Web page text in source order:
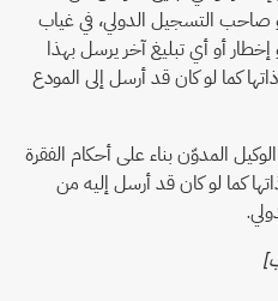
صاحب التسجيل الدولي، في غياب
أو أي تبليغ آخر يرسل بهذا
ذاتها كما لو كان قد أرسل إلى المودع
المدوّن بناء على أحكام الفقرة
ذاتها كما لو كان قد أرسل إليه من